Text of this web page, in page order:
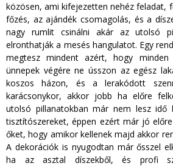
közösen, ami kifejezetten nehéz feladat,
főzés, az ajándék csomagolás, és a
nagy rumlit csinálni akár az utolsó
elronthatják a mesés hangulatot. Egy
megtesz mindent azért, hogy
ünnepek végére ne ússzon az egész
koszos házon, és a lerakódott
karácsonykor, akkor jobb ha előre
utolsó pillanatokban már nem lesz idő
tisztítószereket, éppen ezért már jó
őket, hogy amikor kellenek majd akkor
A dekorációk is nyugodtan már ősszel
ha az asztal díszekből, és profi